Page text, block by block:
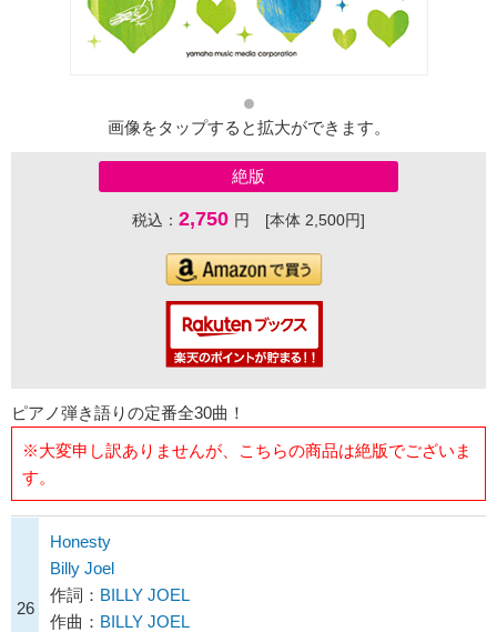
画像をタップすると拡大ができます。
絶版
税込： 2,750 円 [本体 2,500円]
ピアノ弾き語りの定番全30曲！
※大変申し訳ありませんが、こちらの商品は絶版でございま
す。
26
Honesty
Billy Joel
作詞： BILLY JOEL
作曲： BILLY JOEL